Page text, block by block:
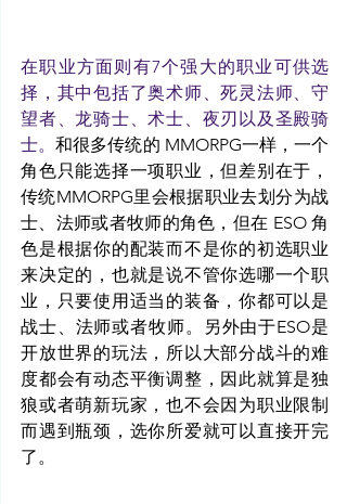
在职业方面则有7个强大的职业可供选
择，其中包括了奥术师、死灵法师、守
望者、龙骑士、术士、夜刃以及圣殿骑
士。和很多传统的 MMORPG一样，一个
角色只能选择一项职业，但差别在于，
传统MMORPG里会根据职业去划分为战
士、法师或者牧师的角色，但在 ESO 角
色是根据你的配装而不是你的初选职业
来决定的，也就是说不管你选哪一个职
业，只要使用适当的装备，你都可以是
战士、法师或者牧师。另外由于ESO是
开放世界的玩法，所以大部分战斗的难
度都会有动态平衡调整，因此就算是独
狼或者萌新玩家，也不会因为职业限制
而遇到瓶颈，选你所爱就可以直接开完
了。